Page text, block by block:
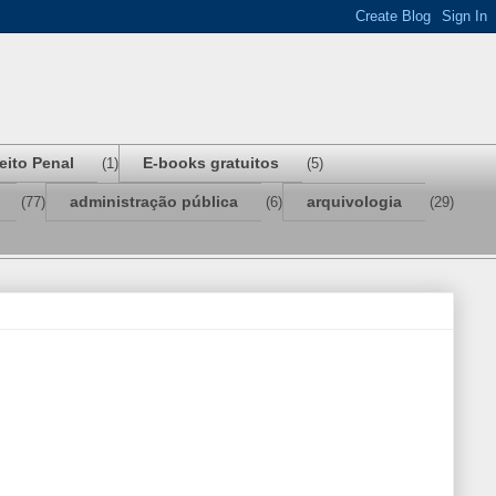
Penal (1) E-books gratuitos (5)
(77) administração pública (6) arquivologia (29)